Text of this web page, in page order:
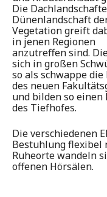
Die
Dünenlandschaft
Vegetation greift
in jenen Regionen
anzutreffen sind.
sich in großen
so als schwappe
des neuen
und bilden so einen
des Tiefhofes.
Die verschiedenen
Bestuhlung flexibel
Ruheorte wandeln
offenen Hörsälen.